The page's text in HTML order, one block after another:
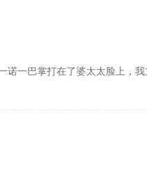
一巴掌打在了婆太太脸上，